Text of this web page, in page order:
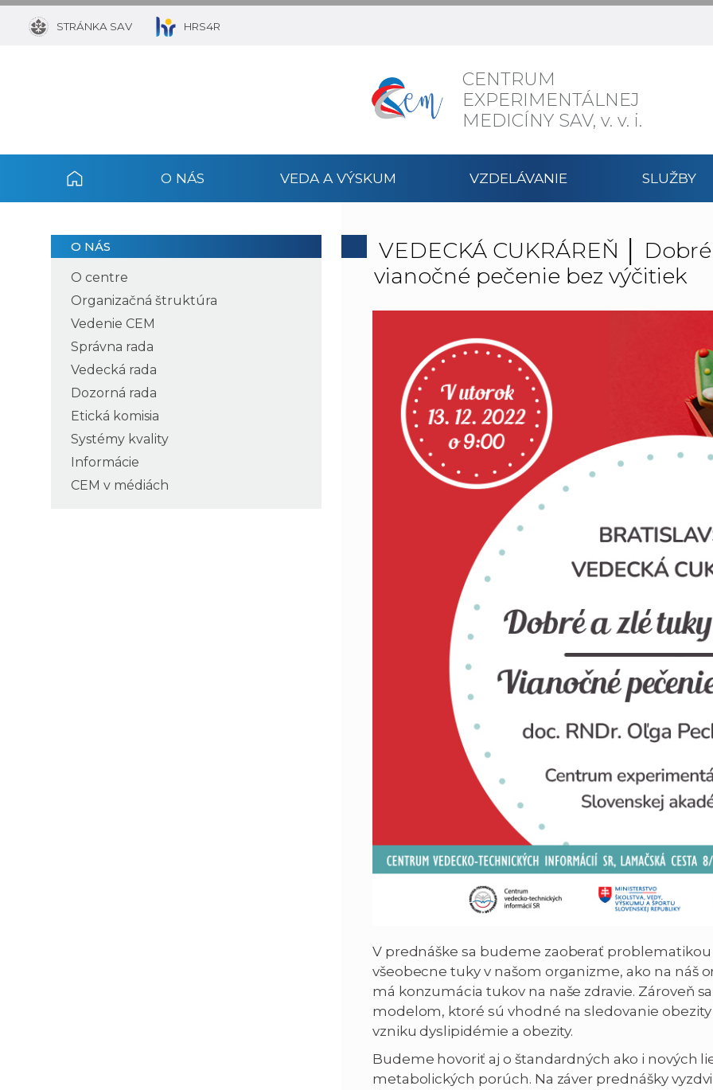
CENTRUM
EXPERIMENTÁLNEJ
MEDICÍNY SAV, v. v. i.
STRÁNKA SAV HRS4R
O NÁS VEDA A VÝSKUM VZDELÁVANIE SLUŽBY
O NÁS
O centre
Organizačná štruktúra
Vedenie CEM
Správna rada
Vedecká rada
Dozorná rada
Etická komisia
Systémy kvality
Informácie
CEM v médiách
VEDECKÁ CUKRÁREŇ │
vianočné pečenie bez výčitiek
V prednáške sa budeme zaoberať
všeobecne tuky v našom organizme, ako na náš
má konzumácia tukov na naše zdravie. Zároveň
modelom, ktoré sú vhodné na sledovanie
vzniku dyslipidémie a obezity.
Budeme hovoriť aj o štandardných ako i nových
metabolických porúch. Na záver prednášky